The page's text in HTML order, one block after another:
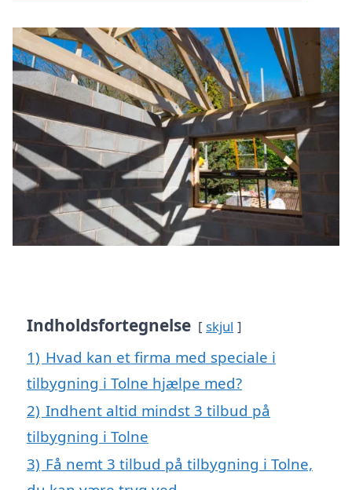
Indholdsfortegnelse skjul
1) Hvad kan et firma med speciale i
tilbygning i Tolne hjælpe med?
2) Indhent altid mindst 3 tilbud på
tilbygning i Tolne
3) Få nemt 3 tilbud på tilbygning i Tolne,